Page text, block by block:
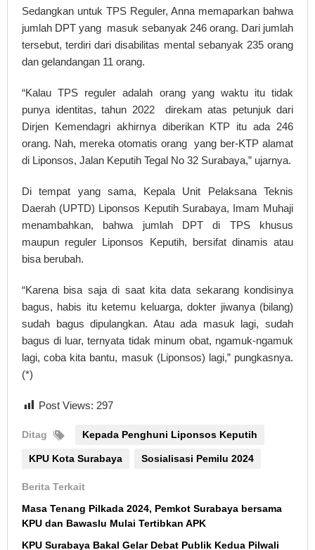
Sedangkan untuk TPS Reguler, Anna memaparkan bahwa
jumlah DPT yang masuk sebanyak 246 orang. Dari jumlah
tersebut, terdiri dari disabilitas mental sebanyak 235 orang
dan gelandangan 11 orang.
“Kalau TPS reguler adalah orang yang waktu itu tidak
punya identitas, tahun 2022 direkam atas petunjuk dari
Dirjen Kemendagri akhirnya diberikan KTP itu ada 246
orang. Nah, mereka otomatis orang yang ber-KTP alamat
di Liponsos, Jalan Keputih Tegal No 32 Surabaya,” ujarnya.
Di tempat yang sama, Kepala Unit Pelaksana Teknis
Daerah (UPTD) Liponsos Keputih Surabaya, Imam Muhaji
menambahkan, bahwa jumlah DPT di TPS khusus
maupun reguler Liponsos Keputih, bersifat dinamis atau
bisa berubah.
“Karena bisa saja di saat kita data sekarang kondisinya
bagus, habis itu ketemu keluarga, dokter jiwanya (bilang)
sudah bagus dipulangkan. Atau ada masuk lagi, sudah
bagus di luar, ternyata tidak minum obat, ngamuk-ngamuk
lagi, coba kita bantu, masuk (Liponsos) lagi,” pungkasnya.
(*)
Post Views: 297
Ditag Kepada Penghuni Liponsos Keputih
KPU Kota Surabaya Sosialisasi Pemilu 2024
Berita Terkait
Masa Tenang Pilkada 2024, Pemkot Surabaya bersama
KPU dan Bawaslu Mulai Tertibkan APK
KPU Surabaya Bakal Gelar Debat Publik Kedua Pilwali